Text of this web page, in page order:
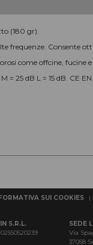
(180 gr).
frequenze. Consente
come offcine, fucine
= 25 dB L = 15 dB. CE EN
SUI COOKIES |
S.R.L.
SEDE
Via
37058